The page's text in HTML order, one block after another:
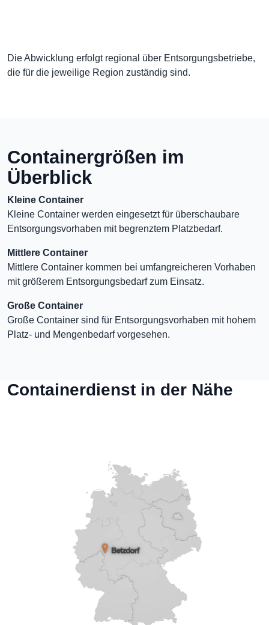
Die Abwicklung erfolgt regional über Entsorgungsbetriebe,
die für die jeweilige Region zuständig sind.
Containergrößen im
Überblick
Kleine Container
Kleine Container werden eingesetzt für überschaubare
Entsorgungsvorhaben mit begrenztem Platzbedarf.
Mittlere Container
Mittlere Container kommen bei umfangreicheren Vorhaben
mit größerem Entsorgungsbedarf zum Einsatz.
Große Container
Große Container sind für Entsorgungsvorhaben mit hohem
Platz- und Mengenbedarf vorgesehen.
Containerdienst in der Nähe